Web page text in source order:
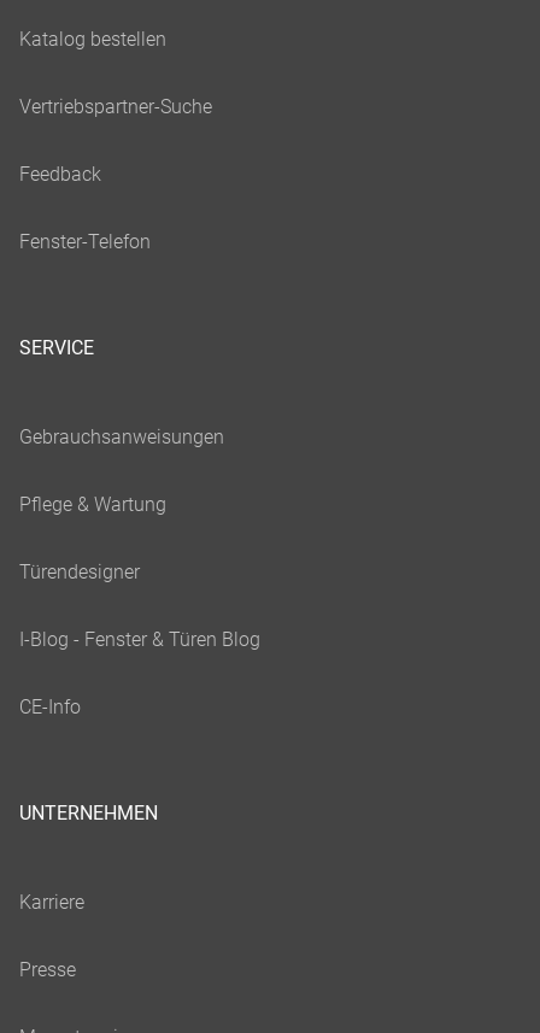
SERVICE
UNTERNEHMEN